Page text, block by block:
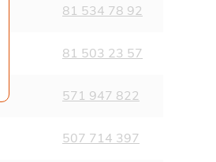
81 534 78 92
81 503 23 57
571 947 822
507 714 397